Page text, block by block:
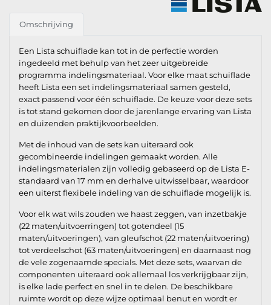
Omschrijving
Een Lista schuiflade kan tot in de perfectie worden
ingedeeld met behulp van het zeer uitgebreide
programma indelingsmateriaal. Voor elke maat schuiflade
heeft Lista een set indelingsmateriaal samen gesteld,
exact passend voor één schuiflade. De keuze voor deze sets
is tot stand gekomen door de jarenlange ervaring van Lista
en duizenden praktijkvoorbeelden.
Met de inhoud van de sets kan uiteraard ook
gecombineerde indelingen gemaakt worden. Alle
indelingsmaterialen zijn volledig gebaseerd op de Lista E-
standaard van 17 mm en derhalve uitwisselbaar, waardoor
een uiterst flexibele indeling van de schuiflade mogelijk is.
Voor elk wat wils zouden we haast zeggen, van inzetbakje
(22 maten/uitvoerringen) tot gotendeel (15
maten/uitvoeringen), van gleufschot (22 maten/uitvoering)
tot verdeelschot (63 maten/uitvoeringen) en daarnaast nog
de vele zogenaamde specials. Met deze sets, waarvan de
componenten uiteraard ook allemaal los verkrijgbaar zijn,
is elke lade perfect en snel in te delen. De beschikbare
ruimte wordt op deze wijze optimaal benut en wordt er